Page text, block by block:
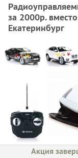
за 2000р.
Екатеринбург
Акция